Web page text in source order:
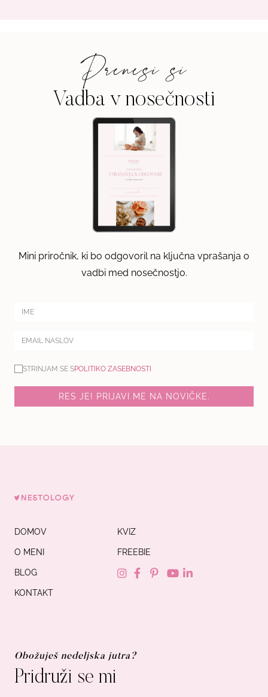
Prenesi si
Vadba v nosečnosti
Mini priročnik, ki bo odgovoril na ključna vprašanja o
vadbi med nosečnostjo.
STRINJAM SE SPOLITIKO ZASEBNOSTI
RES JE! PRIJAVI ME NA NOVIČKE.
DOMOV
O MENI
BLOG
KONTAKT
KVIZ
FREEBIE
Obožuješ nedeljska jutra?
Pridruži se mi